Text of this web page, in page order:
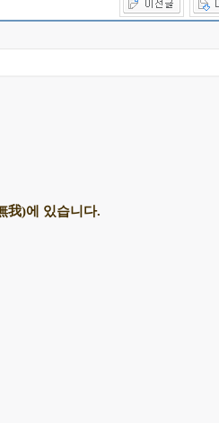
我)에 있습니다.